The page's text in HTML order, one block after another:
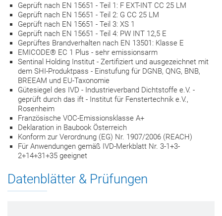
Geprüft nach EN 15651 - Teil 1: F EXT-INT CC 25 LM
Geprüft nach EN 15651 - Teil 2: G CC 25 LM
Geprüft nach EN 15651 - Teil 3: XS 1
Geprüft nach EN 15651 - Teil 4: PW INT 12,5 E
Geprüftes Brandverhalten nach EN 13501: Klasse E
EMICODE® EC 1 Plus - sehr emissionsarm
Sentinal Holding Institut - Zertifiziert und ausgezeichnet mit
dem SHI-Produktpass - Einstufung für DGNB, QNG, BNB,
BREEAM und EU-Taxonomie
Gütesiegel des IVD - Industrieverband Dichtstoffe e.V. -
geprüft durch das ift - Institut für Fenstertechnik e.V.,
Rosenheim
Französische VOC-Emissionsklasse A+
Deklaration in Baubook Österreich
Konform zur Verordnung (EG) Nr. 1907/2006 (REACH)
Für Anwendungen gemäß IVD-Merkblatt Nr. 3-1+3-
2+14+31+35 geeignet
Datenblätter & Prüfungen